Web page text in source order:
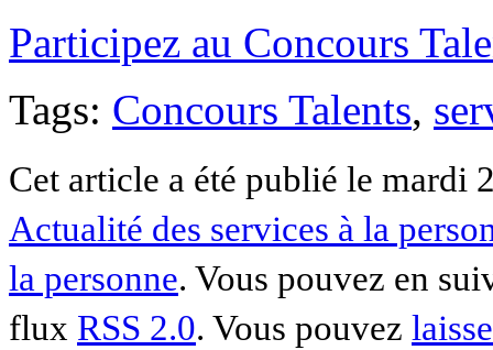
Participez au Concours
Tags: Concours Talents,
Cet article a été publié le mardi
Actualité des services à la
la personne. Vous pouvez en
flux RSS 2.0. Vous pouvez